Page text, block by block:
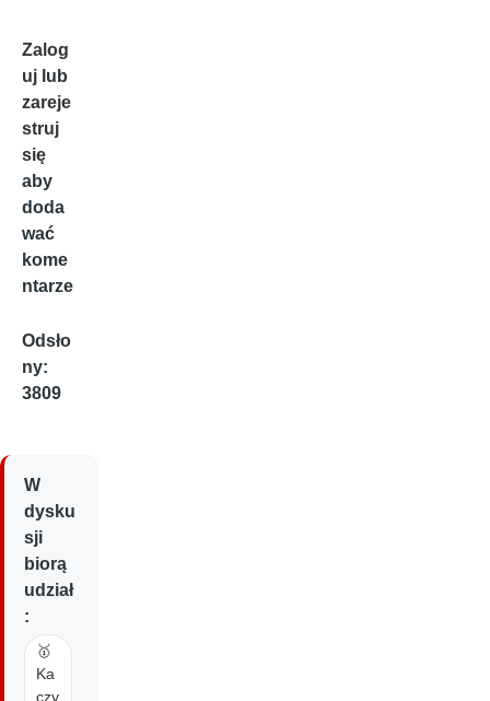
Zalog
uj lub
zareje
struj
się
aby
doda
wać
kome
ntarze
Odsło
ny:
3809
W
dysku
sji
biorą
udział
:
🥇
Ka
czy